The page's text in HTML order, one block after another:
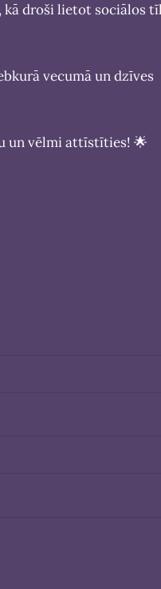
kā droši lietot sociālos
vecumā un dzīves
un vēlmi attīstīties! 🌟